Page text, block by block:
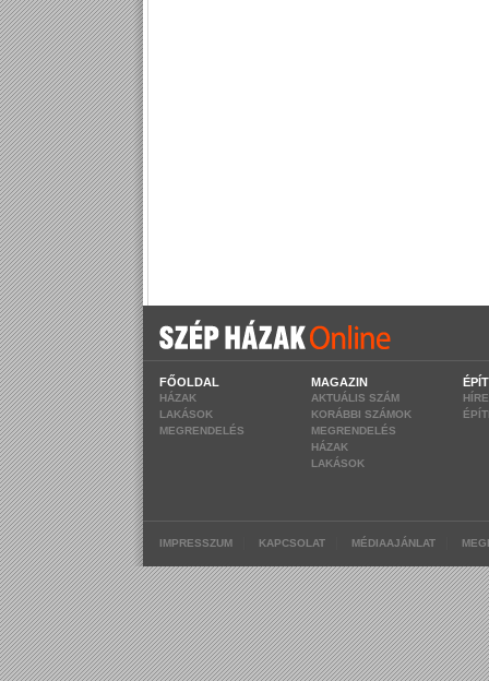
FŐOLDAL
HÁZAK
LAKÁSOK
MEGRENDELÉS
MAGAZIN
AKTUÁLIS SZÁM
KORÁBBI SZÁMOK
MEGRENDELÉS
HÁZAK
LAKÁSOK
IMPRESSZUM KAPCSOLAT MÉDIAAJÁNLAT